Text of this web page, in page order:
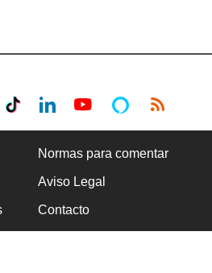
de divisas operativo
efectivo en moneda
Normas para comentar
Aviso Legal
Contacto